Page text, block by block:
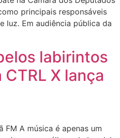
principais responsáveis
luz. Em audiência pública da
labirintos
X lança
FM A música é apenas um